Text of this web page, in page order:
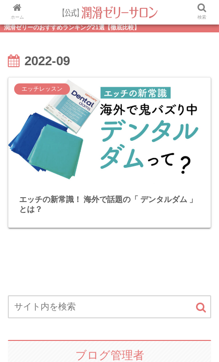
潤滑ゼリーのおすすめランキング21選【徹底比較】
2022-09
エッチレッスン
エッチの新常識！ 海外で話題の「 デンタルダム 」
とは？
ブログ管理者
ホーム 検索